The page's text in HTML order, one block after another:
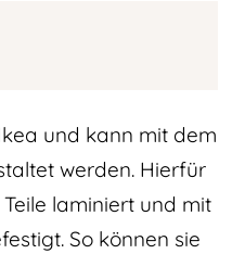
und kann mit dem
werden. Hierfür
laminiert und mit
So können sie